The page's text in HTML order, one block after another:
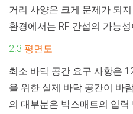
거리 사양은 크게 문제가 되
환경에서는 RF 간섭의 가능
2.3 평면도
최소 바닥 공간 요구 사항은
을 위한 실제 바닥 공간이 바
의 대부분은 박스매트의 입